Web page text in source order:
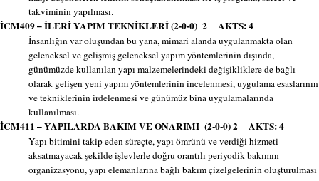
takviminin yapılması.
İCM409 – İLERİ YAPIM TEKNİKLERİ (2-0-0) 2 AKTS: 4
İnsanlığın var oluşundan bu yana, mimari alanda uygulanmakta olan
geleneksel ve gelişmiş geleneksel yapım yöntemlerinin dışında,
günümüzde kullanılan yapı malzemelerindeki değişikliklere de bağlı
olarak gelişen yeni yapım yöntemlerinin incelenmesi, uygulama esaslarının
ve tekniklerinin irdelenmesi ve günümüz bina uygulamalarında
kullanılması.
İCM411 – YAPILARDA BAKIM VE ONARIMI (2-0-0) 2 AKTS: 4
Yapı bitimini takip eden süreçte, yapı ömrünü ve verdiği hizmeti
aksatmayacak şekilde işlevlerle doğru orantılı periyodik bakımın
organizasyonu, yapı elemanlarına bağlı bakım çizelgelerinin oluşturulması